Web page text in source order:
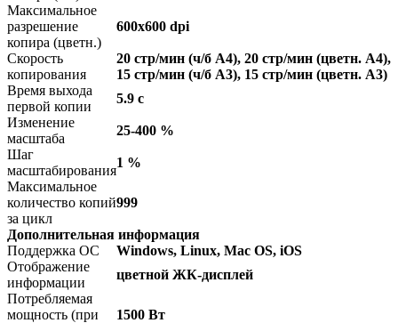
Максимальное
разрешение
копира (цветн.)
600x600 dpi
Скорость
копирования
20 стр/мин (ч/б А4), 20 стр/мин (цветн. А4),
15 стр/мин (ч/б А3), 15 стр/мин (цветн. А3)
Время выхода
первой копии
5.9 с
Изменение
масштаба
25-400 %
Шаг
масштабирования
1 %
Максимальное
количество копий
за цикл
999
Дополнительная информация
Поддержка ОС
Windows, Linux, Mac OS, iOS
Отображение
информации
цветной ЖК-дисплей
Потребляемая
мощность (при
1500 Вт